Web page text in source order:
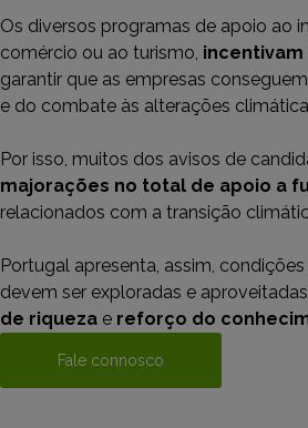
Os diversos programas de apoio ao
comércio ou ao turismo,
garantir que as empresas
e do combate às alterações
Por isso, muitos dos avisos de
majorações no total de apoio a
relacionados com a transição
Portugal apresenta, assim,
devem ser exploradas e
de riqueza e reforço do
Fale connosco